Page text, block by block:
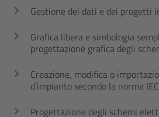
Gestione dei dati e dei progetti
Grafica libera e simbologia
progettazione grafica degli
Creazione, modifica o
d’impianto secondo la norma
Progettazione degli schemi